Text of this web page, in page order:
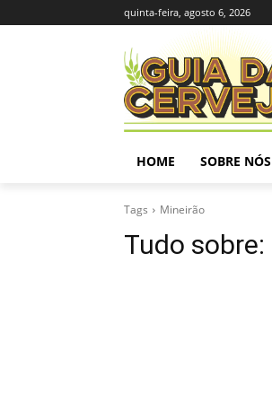
quinta-feira, agosto 6, 2026
HOME SOBRE NÓS
Tags Mineirão
Tudo sobre: